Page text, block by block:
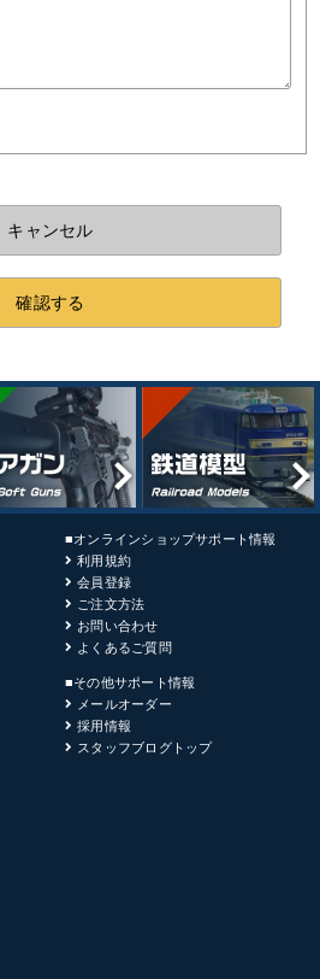
■オンラインショップサポート情報
利用規約
会員登録
ご注文方法
お問い合わせ
よくあるご質問
■その他サポート情報
メールオーダー
採用情報
スタッフブログトップ